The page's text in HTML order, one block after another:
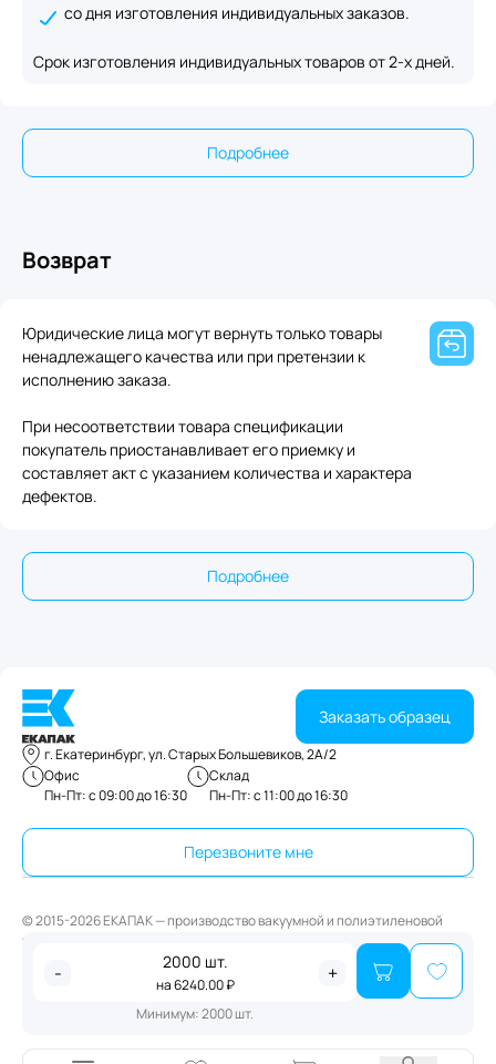
- 2000 шт.
на6240.00₽ +
Минимум:2000шт.
со дня изготовления индивидуальных заказов.
Срок изготовления индивидуальных товаров от 2-х дней.
Подробнее
Возврат
Юридические лица могут вернуть только товары
ненадлежащего качества или при претензии к
исполнению заказа.
При несоответствии товара спецификации
покупатель приостанавливает его приемку и
составляет акт с указанием количества и характера
дефектов.
Подробнее
Заказать образец
г. Екатеринбург, ул. Старых Большевиков, 2А/2
Офис
Пн-Пт: с 09:00 до 16:30
Склад
Пн-Пт: с 11:00 до 16:30
Перезвоните мне
© 2015-2026 ЕКАПАК — производство вакуумной и полиэтиленовой
упаковки
Политика конфиденциальности